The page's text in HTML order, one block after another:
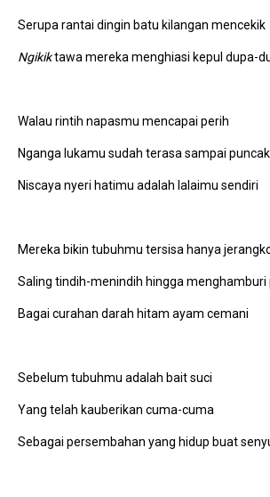
Serupa rantai dingin batu kilangan mencekik
Ngikiktawa mereka menghiasi kepul dupa-
Walau rintih napasmu mencapai perih
Nganga lukamu sudah terasa sampai puncak
Niscaya nyeri hatimu adalah lalaimu sendiri
Mereka bikin tubuhmu tersisa hanya
Saling tindih-menindih hingga menghamburi
Bagai curahan darah hitam ayam cemani
Sebelum tubuhmu adalah bait suci
Yang telah kauberikan cuma-cuma
Sebagai persembahan yang hidup buat